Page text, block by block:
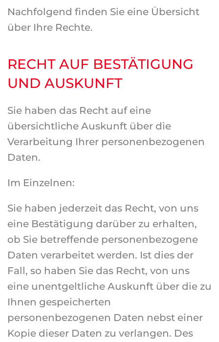
Nachfolgend finden Sie eine Übersicht
über Ihre Rechte.
RECHT AUF BESTÄTIGUNG
UND AUSKUNFT
Sie haben das Recht auf eine
übersichtliche Auskunft über die
Verarbeitung Ihrer personenbezogenen
Daten.
Im Einzelnen:
Sie haben jederzeit das Recht, von uns
eine Bestätigung darüber zu erhalten,
ob Sie betreffende personenbezogene
Daten verarbeitet werden. Ist dies der
Fall, so haben Sie das Recht, von uns
eine unentgeltliche Auskunft über die zu
Ihnen gespeicherten
personenbezogenen Daten nebst einer
Kopie dieser Daten zu verlangen. Des